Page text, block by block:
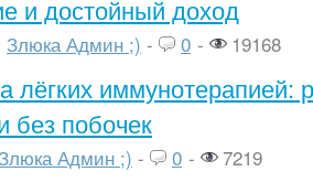
и достойный доход
Злюка Админ ;) - 0 - 19168
лёгких иммунотерапией:
без побочек
Админ ;) - 0 - 7219